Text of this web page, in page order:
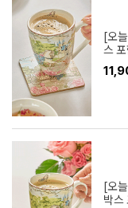
[오
스
[오
박스